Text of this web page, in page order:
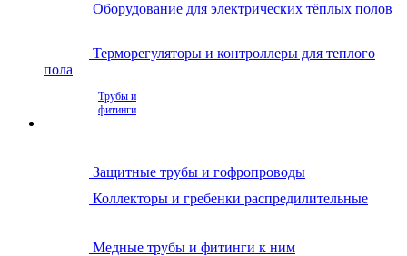
Оборудование для электрических тёплых полов
Терморегуляторы и контроллеры для теплого
пола
Трубы и
фитинги
Защитные трубы и гофропроводы
Коллекторы и гребенки распредилительные
Медные трубы и фитинги к ним